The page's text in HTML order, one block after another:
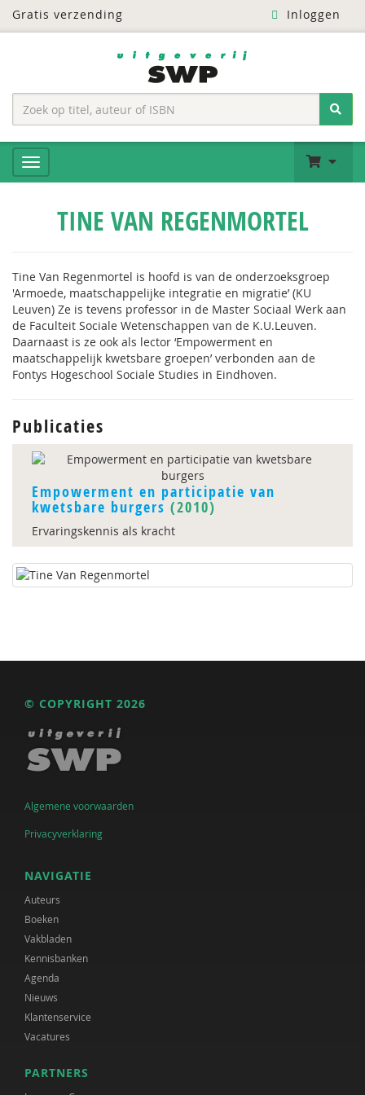
Gratis verzending Inloggen
TINE VAN REGENMORTEL
Tine Van Regenmortel is hoofd is van de onderzoeksgroep
'Armoede, maatschappelijke integratie en migratie’ (KU
Leuven) Ze is tevens professor in de Master Sociaal Werk aan
de Faculteit Sociale Wetenschappen van de K.U.Leuven.
Daarnaast is ze ook als lector ‘Empowerment en
maatschappelijk kwetsbare groepen’ verbonden aan de
Fontys Hogeschool Sociale Studies in Eindhoven.
Publicaties
Empowerment en participatie van
kwetsbare burgers (2010)
Ervaringskennis als kracht
© COPYRIGHT 2026
Algemene voorwaarden
Privacyverklaring
NAVIGATIE
Auteurs
Boeken
Vakbladen
Kennisbanken
Agenda
Nieuws
Klantenservice
Vacatures
PARTNERS